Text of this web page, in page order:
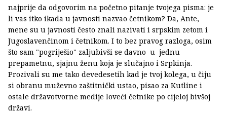
najprije da odgovorim na početno pitanje tvojega pisma: je
li vas itko ikada u javnosti nazvao četnikom? Da, Ante,
mene su u javnosti često znali nazivati i srpskim zetom i
Jugoslavenčinom i četnikom. I to bez pravog razloga, osim
što sam "pogriješio" zaljubivši se davno u jednu
prepametnu, sjajnu ženu koja je slučajno i Srpkinja.
Prozivali su me tako devedesetih kad je tvoj kolega, u čiju
si obranu muževno zaštitnički ustao, pisao za Kutline i
ostale državotvorne medije loveći četnike po cijeloj bivšoj
državi.